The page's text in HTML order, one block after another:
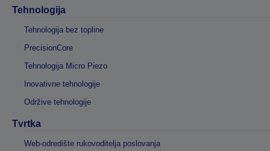
Tehnologija
Tehnologija bez topline
PrecisionCore
Tehnologija Micro Piezo
Inovativne tehnologije
Održive tehnologije
Tvrtka
Web-odredište rukovoditelja poslovanja